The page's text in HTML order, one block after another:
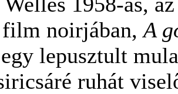
film noirjában,A
lepusztult
ruhát